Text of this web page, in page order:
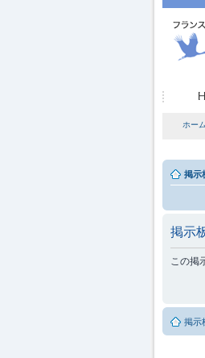
ホーム
掲示
掲示
この掲
掲示